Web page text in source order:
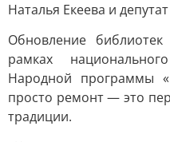
Наталья Екеева и
Обновление
рамках
Народной программы
просто ремонт — это
традиции.